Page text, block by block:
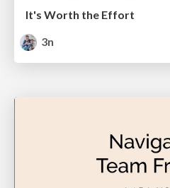
It's Worth the Effort
3n